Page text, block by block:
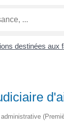
destinées aux